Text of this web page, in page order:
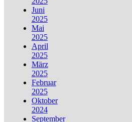
Juni
2025
Mai
2025
April
2025
März
2025
Februar
2025
Oktober
2024
September